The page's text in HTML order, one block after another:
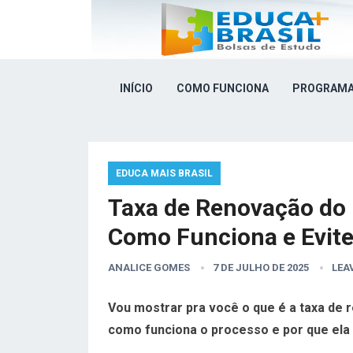
INÍCIO COMO FUNCIONA
EDUCA MAIS BRASIL
Taxa de Renovação
Como Funciona e
ANALICE GOMES 7 DE JULHO DE 2025
Vou mostrar pra você o que é a taxa de
como funciona o processo e por que